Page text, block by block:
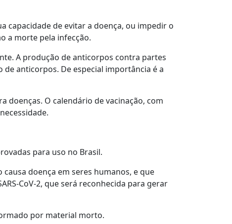
capacidade de evitar a doença, ou impedir o
a morte pela infecção.
A produção de anticorpos contra partes
anticorpos. De especial importância é a
O calendário de vacinação, com
para uso no Brasil.
doença em seres humanos, e que
CoV-2, que será reconhecida para gerar
por material morto.